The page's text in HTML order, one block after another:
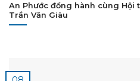
An Phước đồng hành cùng Hội
Trần Văn Giàu